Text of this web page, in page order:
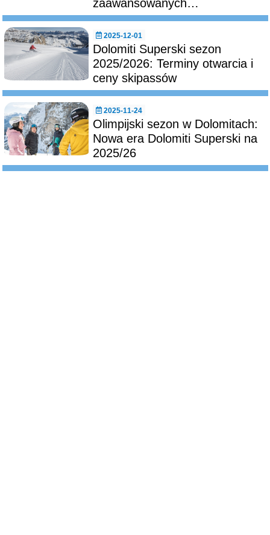
zaawansowanych…
2025-12-01
Dolomiti Superski sezon
2025/2026: Terminy otwarcia i
ceny skipassów
2025-11-24
Olimpijski sezon w Dolomitach:
Nowa era Dolomiti Superski na
2025/26